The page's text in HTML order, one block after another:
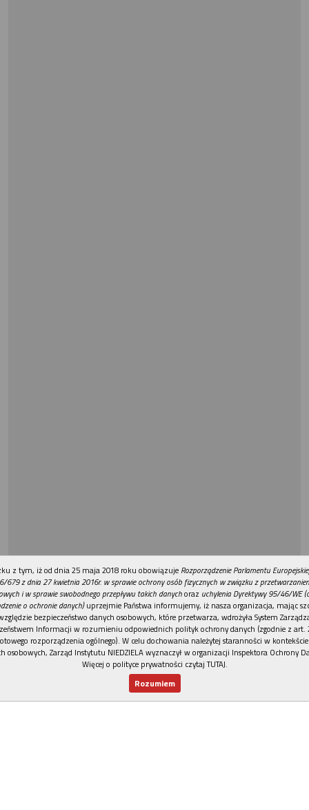
REKLAMA
z tym, iż od dnia 25 maja 2018 roku obowiązuje Rozporządzenie Parlamentu
679 z dnia 27 kwietnia 2016r. w sprawie ochrony osób fizycznych w związku z
i w sprawie swobodnego przepływu takich danychoraz uchylenia Dyrektywy 95/46/WE
o ochronie danych)uprzejmie Państwa informujemy, iż nasza organizacja, mając
bezpieczeństwo danych osobowych, które przetwarza, wdrożyła System
Informacji w rozumieniu odpowiednich polityk ochrony danych (zgodnie z art.
rozporządzenia ogólnego). W celu dochowania należytej staranności w
osobowych, Zarząd Instytutu NIEDZIELA wyznaczył w organizacji Inspektora Ochrony
Więcej o polityce prywatności czytaj TUTAJ.
Rozumiem